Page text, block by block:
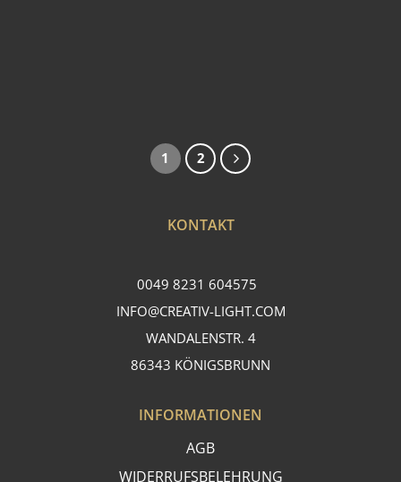
1 2
KONTAKT
0049 8231 604575
INFO@CREATIV-LIGHT.COM
WANDALENSTR. 4
86343 KÖNIGSBRUNN
INFORMATIONEN
AGB
WIDERRUFSBELEHRUNG